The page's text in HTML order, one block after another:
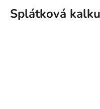
Splátková